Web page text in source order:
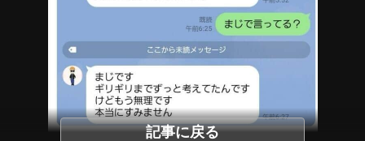
記事に戻る